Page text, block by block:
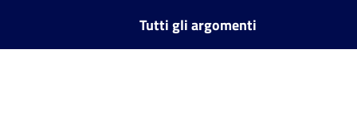
Tutti gli argomenti